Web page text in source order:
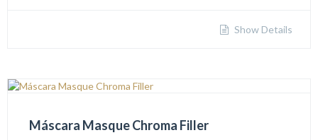
Show Details
Máscara Masque Chroma Filler